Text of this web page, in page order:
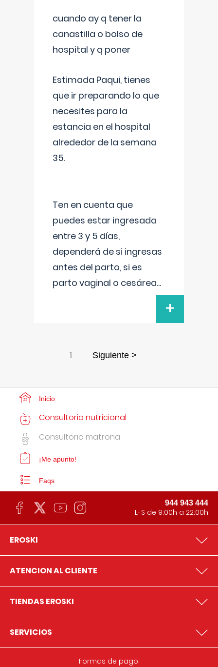
cuando ay q tener la
canastilla o bolso de
hospital y q poner
Estimada Paqui, tienes
que ir preparando lo que
necesites para la
estancia en el hospital
alrededor de la semana
35.
Ten en cuenta que
puedes estar ingresada
entre 3 y 5 días,
dependerá de si ingresas
antes del parto, si es
parto vaginal o cesárea...
+
1 Siguiente >
Inicio
Consultorio nutricional
Consultorio matrona
¡Me apunto!
Faqs
944 943 444
L-S de 9:00h a 22:00h
EROSKI
ATENCION AL CLIENTE
TIENDAS EROSKI
SERVICIOS
Formas de pago: